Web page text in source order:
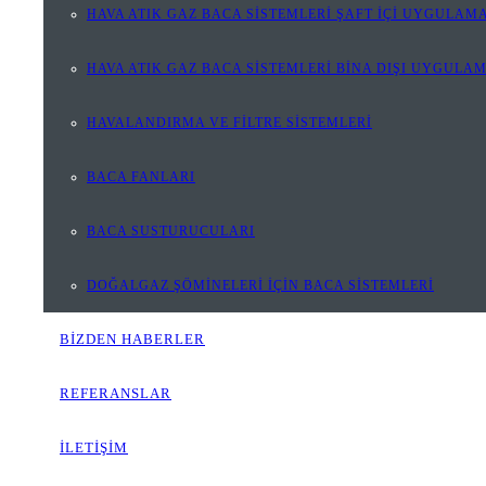
HAVA ATIK GAZ BACA SİSTEMLERİ ŞAFT İÇİ
HAVA ATIK GAZ BACA SİSTEMLERİ BİNA DIŞI
HAVALANDIRMA VE FİLTRE SİSTEMLERİ
BACA FANLARI
BACA SUSTURUCULARI
DOĞALGAZ ŞÖMİNELERİ İÇİN BACA SİSTEMLERİ
BİZDEN HABERLER
REFERANSLAR
İLETİŞİM